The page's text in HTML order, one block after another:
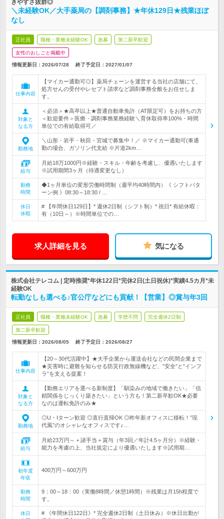
きやすさ抜群◎
＼未経験OK／大手薬局の【調剤事務】★年休129日★残業ほぼ
なし
正社員 職種・業種未経験OK 急募 第二新卒歓迎
女性のおしごと掲載中
情報更新日：2026/07/28 終了予定日： 2027/01/07
仕事内容
【マイカー通勤可◎】薬局チェーンを運営する当社の店舗にて、
処方せんの受付やレセプト請求など調剤事務全般をお任せしま
す。
対象と
なる方
＜必須＞★高卒以上★普通自動車免許（AT限定可）をお持ちの方
＜歓迎要件＞医療・調剤事務業務経験＼育休取得率100%・時間
単位での有給取得可／
勤務地
＼山形・岩手・秋田・宮城で募集中！／ ※マイカー通勤可(車通
勤の場合、ガソリン代支給 ※片道2km…
給与
月給18万1000円※経験・スキル・年齢を考慮し、優遇いたします
※試用期間3ヶ月（待遇変更なし）
勤務
時間
◆1ヶ月単位の変形労働時間制（週平均40時間内）《 シフトパタ
ーン例 》08:30～18:30 / …
休日
休暇
# 【年間休日129日】* 週休2日制（シフト制）* 祝日* 有給休暇：
有（10日～）※時間単位での…
求人詳細を見る 気になる
株式会社テレコム | 定時推奨*年休122日*完休2日(土日祝休)*実績4.5カ月*未
経験OK
転勤なしも選べる♪官公庁などにも貢献！【営業】◎賞与年3回
正社員 職種・業種未経験OK 急募 学歴不問 完全週休2日制
第二新卒歓迎
情報更新日：2026/08/05 終了予定日： 2026/08/27
仕事内容
【20～30代活躍中】★大手企業から運送会社などの民間企業まで
★災害時に避難を知らせる防災行政無線機など、”安全”と”インフ
ラ”を支える提案！
対象と
なる方
【勤務エリアを選べる新制度】「馴染みの地域で働きたい」「信
頼関係をじっくり築きたい」という方も！第二新卒歓OK★必要
なのは運転免許のみ★
勤務地
◎U・Iターン歓迎 ◎直行直帰OK ◎昨年新オフィスに移転！”現
代風”のオシャレなオフィスです♪…
給与
月給23万円～＋諸手当＋賞与（年3回／年計4.5ヶ月分）※経験・
能力を考慮の上、当社規定により優遇いたします※試用期…
初年度
年収
400万円～600万円
勤務
時間
9：00～18：00（実働8時間／休憩1時間）※残業は月15h程度で
す。
休日
# 《年間休日122日》* 完全週休2日制（土日休み）※休日出勤が